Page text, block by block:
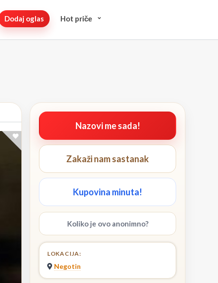
Dodaj oglas Hot pričе
Nazovi me sada!
Zakaži nam sastanak
Kupovina minuta!
Koliko je ovo anonimno?
LOKACIJA:
Negotin